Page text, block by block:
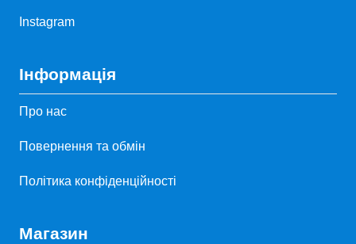
Instagram
Інформація
Про нас
Повернення та обмін
Політика конфіденційності
Магазин